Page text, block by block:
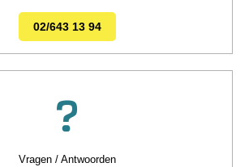
02/643 13 94
Vragen / Antwoorden